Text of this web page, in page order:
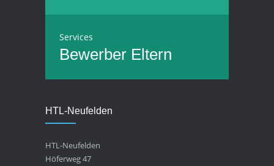
Services
Bewerber Eltern
HTL-Neufelden
HTL-Neufelden
Höferweg 47